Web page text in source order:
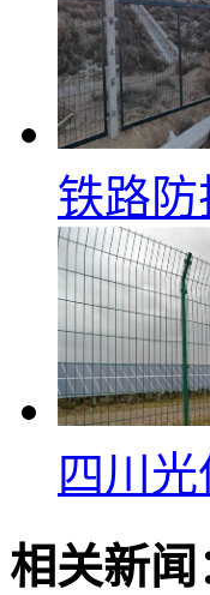
铁路
四川
相关新闻